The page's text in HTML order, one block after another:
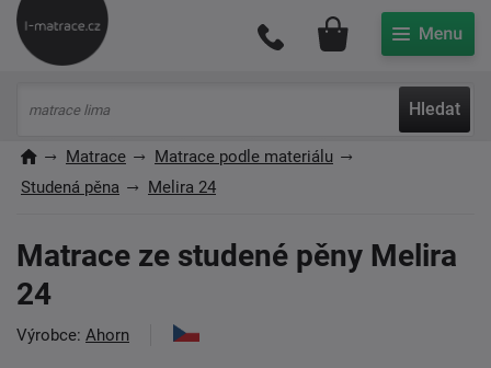
Hledat
Můj účet
Matrace
Matrace podle materiálu
Studená pěna
Melira 24
Matrace ze studené pěny Melira
24
Výrobce: Ahorn